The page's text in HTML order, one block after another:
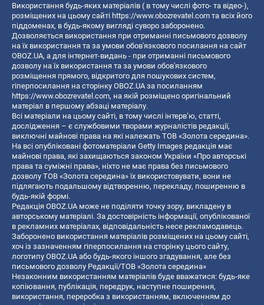
Використання будь-яких матеріалів ( в тому числі фото- та відео-),
розміщених на цьому сайті https://www.obozrevatel.com та всіх його
піддоменах, в будь-якому вигляді суворо заборонено.
Дозволяється використання при отриманні письмового дозволу
на їх використання та за умови обов'язкового посилання на сайт
OBOZ.UA, а для інтернет-видань - при отриманні письмового
дозволу на їх використання та за умови обов'язкового
розміщення прямого, відкритого для пошукових систем,
гіперпосилання на сторінку OBOZ.UA за посиланням
https://www.obozrevatel.com, на якій розміщено оригінальний
матеріал в першому абзаці матеріалу.
Всі матеріали на цьому сайті, в тому числі інтерв’ю, статті,
дослідження – є службовими творами журналістів редакції,
виключні майнові права на які належать ТОВ «Золота середина».
На всі опубліковані фотоматеріали Getty Images редакція має
майнові права, які захищаються законом України «Про авторські
права та суміжні права», ніхто не має права без письмового
дозволу ТОВ «Золота середина» їх використовувати, вони не
підлягають подальшому відтворенню, перекладу, поширенню в
будь-якій формі.
Редакція OBOZ.UA може не поділяти точку зору, викладену в
авторському матеріалі. За достовірність інформації, опублікованої
в рекламних матеріалах, відповідальність несе рекламодавець.
Заборонено використання матеріалів розміщених на цьому сайті,
хоч із зазначенням гіперпосилання на сторінку цього сайту,
логотипу OBOZ.UA або будь-якого іншого згадування, але без
письмового дозволу Редакції/ТОВ «Золота середина»
Незаконним використанням матеріалів буде вважатися: будь-яке
копiювання, публiкацiя, передрук, наступне поширення,
використання, переробка з використанням, включенням до